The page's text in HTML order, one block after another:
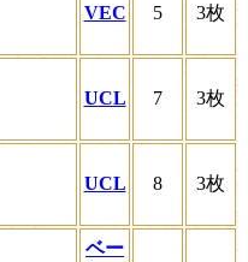
VEC 5 3枚
UCL 7 3枚
UCL 8 3枚
ベー